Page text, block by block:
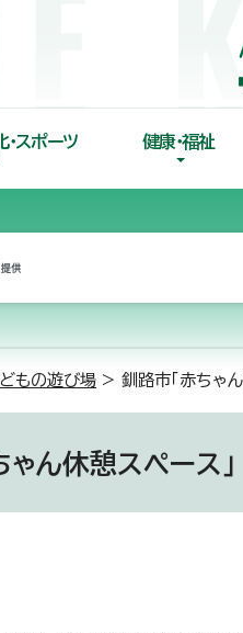
・スポーツ 健康・福祉
もの遊び場 > 釧路市「赤ちゃん
ゃん休憩スペース」